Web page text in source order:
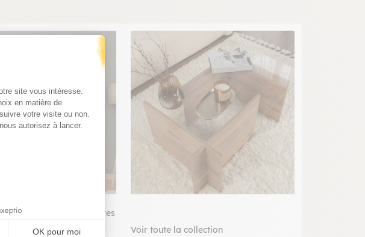
: Personnalisez vos Options
site vous intéresse.
en matière de
votre visite ou non.
autorisez à lancer.
OK pour moi
vitrine blanche, 6 étagères
Voir toute la collection